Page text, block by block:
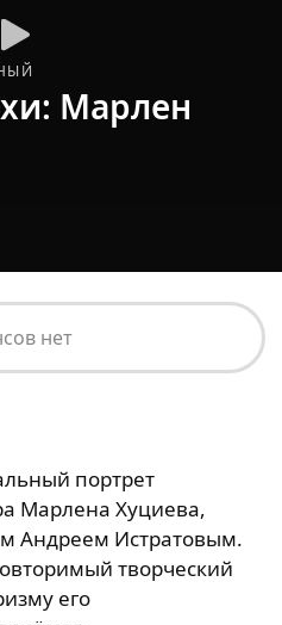
Марлен
нет
портрет
Марлена Хуциева,
Андреем Истратовым.
творческий
его